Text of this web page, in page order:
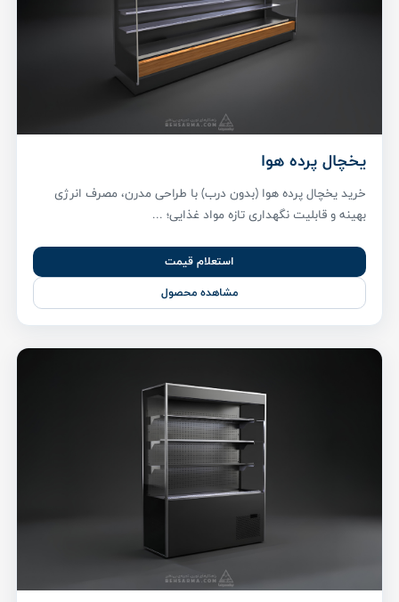
یخچال پرده هوا
خرید یخچال پرده هوا (بدون درب) با طراحی مدرن، مصرف انرژی
بهینه و قابلیت نگهداری تازه مواد غذایی؛ ...
استعلام قیمت
مشاهده محصول